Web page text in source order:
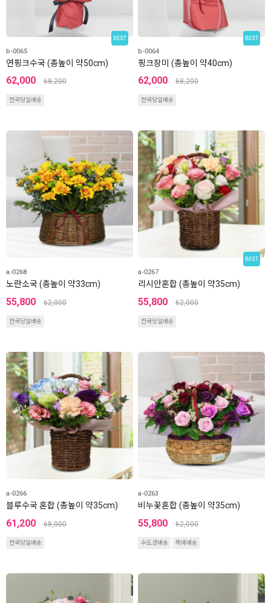
BEST
b-0065
연핑크수국 (총높이 약50cm)
62,000 68,200
전국당일배송
BEST
b-0064
핑크장미 (총높이 약40cm)
62,000 68,200
전국당일배송
a-0268
노란소국 (총높이 약33cm)
55,800 62,000
전국당일배송
BEST
a-0267
리시안혼합 (총높이 약35cm)
55,800 62,000
전국당일배송
a-0266
블루수국 혼합 (총높이 약35cm)
61,200 68,000
전국당일배송
a-0263
비누꽃혼합 (총높이 약35cm)
55,800 62,000
수도권배송 택배배송